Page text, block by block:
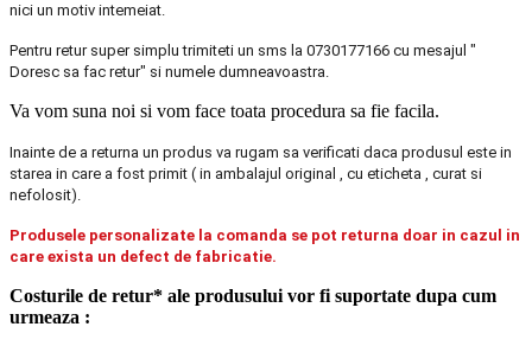
nici un motiv intemeiat.
Pentru retur super simplu trimiteti un sms la 0730177166 cu mesajul "
Doresc sa fac retur" si numele dumneavoastra.
Va vom suna noi si vom face toata procedura sa fie facila.
Inainte de a returna un produs va rugam sa verificati daca produsul este in
starea in care a fost primit ( in ambalajul original , cu eticheta , curat si
nefolosit).
Produsele personalizate la comanda se pot returna doar in cazul in
care exista un defect de fabricatie.
Costurile de retur* ale produsului vor fi suportate dupa cum
urmeaza :